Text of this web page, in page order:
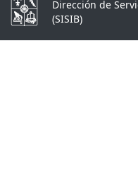
Dirección de
(SISIB)